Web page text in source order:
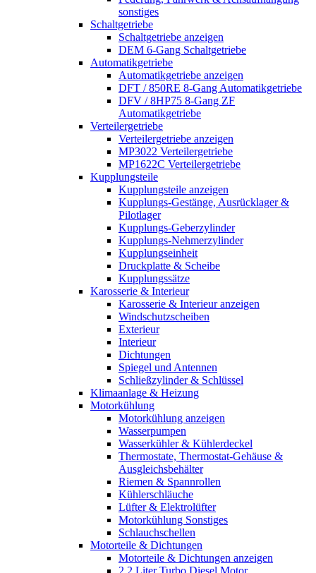
sonstiges
Schaltgetriebe
Schaltgetriebe anzeigen
DEM 6-Gang Schaltgetriebe
Automatikgetriebe
Automatikgetriebe anzeigen
DFT / 850RE 8-Gang Automatikgetriebe
DFV / 8HP75 8-Gang ZF
Automatikgetriebe
Verteilergetriebe
Verteilergetriebe anzeigen
MP3022 Verteilergetriebe
MP1622C Verteilergetriebe
Kupplungsteile
Kupplungsteile anzeigen
Kupplungs-Gestänge, Ausrücklager &
Pilotlager
Kupplungs-Geberzylinder
Kupplungs-Nehmerzylinder
Kupplungseinheit
Druckplatte & Scheibe
Kupplungssätze
Karosserie & Interieur
Karosserie & Interieur anzeigen
Windschutzscheiben
Exterieur
Interieur
Dichtungen
Spiegel und Antennen
Schließzylinder & Schlüssel
Klimaanlage & Heizung
Motorkühlung
Motorkühlung anzeigen
Wasserpumpen
Wasserkühler & Kühlerdeckel
Thermostate, Thermostat-Gehäuse &
Ausgleichsbehälter
Riemen & Spannrollen
Kühlerschläuche
Lüfter & Elektrolüfter
Motorkühlung Sonstiges
Schlauchschellen
Motorteile & Dichtungen
Motorteile & Dichtungen anzeigen
2,2 Liter Turbo Diesel Motor